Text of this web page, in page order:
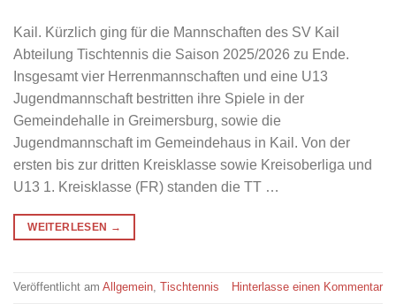
Kail. Kürzlich ging für die Mannschaften des SV Kail
Abteilung Tischtennis die Saison 2025/2026 zu Ende.
Insgesamt vier Herrenmannschaften und eine U13
Jugendmannschaft bestritten ihre Spiele in der
Gemeindehalle in Greimersburg, sowie die
Jugendmannschaft im Gemeindehaus in Kail. Von der
ersten bis zur dritten Kreisklasse sowie Kreisoberliga und
U13 1. Kreisklasse (FR) standen die TT …
WEITERLESEN →
Veröffentlicht am Allgemein Tischtennis Hinterlasse einen Kommentar